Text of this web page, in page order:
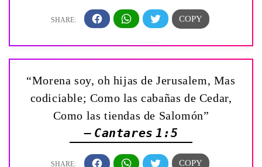
“Morena soy, oh hijas de Jerusalem, Mas
codiciable; Como las cabañas de Cedar,
Como las tiendas de Salomón”
— Cantares 1:5